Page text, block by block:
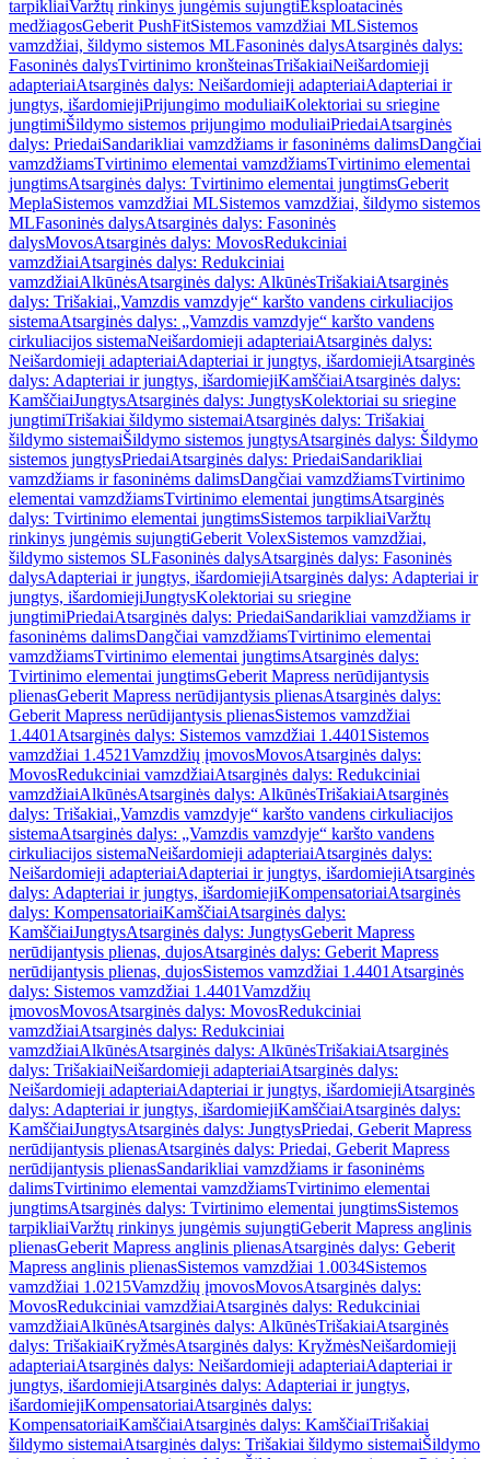
tarpikliaiVaržtų rinkinys jungėmis sujungtiEksploatacinės
medžiagosGeberit PushFitSistemos vamzdžiai MLSistemos
vamzdžiai, šildymo sistemos MLFasoninės dalysAtsarginės dalys:
Fasoninės dalysTvirtinimo kronšteinasTrišakiaiNeišardomieji
adapteriaiAtsarginės dalys: Neišardomieji adapteriaiAdapteriai ir
jungtys, išardomiejiPrijungimo moduliaiKolektoriai su sriegine
jungtimiŠildymo sistemos prijungimo moduliaiPriedaiAtsarginės
dalys: PriedaiSandarikliai vamzdžiams ir fasoninėms dalimsDangčiai
vamzdžiamsTvirtinimo elementai vamzdžiamsTvirtinimo elementai
jungtimsAtsarginės dalys: Tvirtinimo elementai jungtimsGeberit
MeplaSistemos vamzdžiai MLSistemos vamzdžiai, šildymo sistemos
MLFasoninės dalysAtsarginės dalys: Fasoninės
dalysMovosAtsarginės dalys: MovosRedukciniai
vamzdžiaiAtsarginės dalys: Redukciniai
vamzdžiaiAlkūnėsAtsarginės dalys: AlkūnėsTrišakiaiAtsarginės
dalys: Trišakiai„Vamzdis vamzdyje“ karšto vandens cirkuliacijos
sistemaAtsarginės dalys: „Vamzdis vamzdyje“ karšto vandens
cirkuliacijos sistemaNeišardomieji adapteriaiAtsarginės dalys:
Neišardomieji adapteriaiAdapteriai ir jungtys, išardomiejiAtsarginės
dalys: Adapteriai ir jungtys, išardomiejiKamščiaiAtsarginės dalys:
KamščiaiJungtysAtsarginės dalys: JungtysKolektoriai su sriegine
jungtimiTrišakiai šildymo sistemaiAtsarginės dalys: Trišakiai
šildymo sistemaiŠildymo sistemos jungtysAtsarginės dalys: Šildymo
sistemos jungtysPriedaiAtsarginės dalys: PriedaiSandarikliai
vamzdžiams ir fasoninėms dalimsDangčiai vamzdžiamsTvirtinimo
elementai vamzdžiamsTvirtinimo elementai jungtimsAtsarginės
dalys: Tvirtinimo elementai jungtimsSistemos tarpikliaiVaržtų
rinkinys jungėmis sujungtiGeberit VolexSistemos vamzdžiai,
šildymo sistemos SLFasoninės dalysAtsarginės dalys: Fasoninės
dalysAdapteriai ir jungtys, išardomiejiAtsarginės dalys: Adapteriai ir
jungtys, išardomiejiJungtysKolektoriai su sriegine
jungtimiPriedaiAtsarginės dalys: PriedaiSandarikliai vamzdžiams ir
fasoninėms dalimsDangčiai vamzdžiamsTvirtinimo elementai
vamzdžiamsTvirtinimo elementai jungtimsAtsarginės dalys:
Tvirtinimo elementai jungtimsGeberit Mapress nerūdijantysis
plienasGeberit Mapress nerūdijantysis plienasAtsarginės dalys:
Geberit Mapress nerūdijantysis plienasSistemos vamzdžiai
1.4401 Atsarginės dalys: Sistemos vamzdžiai 1.4401 Sistemos
vamzdžiai 1.4521Vamzdžių įmovosMovosAtsarginės dalys:
MovosRedukciniai vamzdžiaiAtsarginės dalys: Redukciniai
vamzdžiaiAlkūnėsAtsarginės dalys: AlkūnėsTrišakiaiAtsarginės
dalys: Trišakiai„Vamzdis vamzdyje“ karšto vandens cirkuliacijos
sistemaAtsarginės dalys: „Vamzdis vamzdyje“ karšto vandens
cirkuliacijos sistemaNeišardomieji adapteriaiAtsarginės dalys:
Neišardomieji adapteriaiAdapteriai ir jungtys, išardomiejiAtsarginės
dalys: Adapteriai ir jungtys, išardomiejiKompensatoriaiAtsarginės
dalys: KompensatoriaiKamščiaiAtsarginės dalys:
KamščiaiJungtysAtsarginės dalys: JungtysGeberit Mapress
nerūdijantysis plienas, dujosAtsarginės dalys: Geberit Mapress
nerūdijantysis plienas, dujosSistemos vamzdžiai 1.4401 Atsarginės
dalys: Sistemos vamzdžiai 1.4401Vamzdžių
įmovosMovosAtsarginės dalys: MovosRedukciniai
vamzdžiaiAtsarginės dalys: Redukciniai
vamzdžiaiAlkūnėsAtsarginės dalys: AlkūnėsTrišakiaiAtsarginės
dalys: TrišakiaiNeišardomieji adapteriaiAtsarginės dalys:
Neišardomieji adapteriaiAdapteriai ir jungtys, išardomiejiAtsarginės
dalys: Adapteriai ir jungtys, išardomiejiKamščiaiAtsarginės dalys:
KamščiaiJungtysAtsarginės dalys: JungtysPriedai, Geberit Mapress
nerūdijantysis plienasAtsarginės dalys: Priedai, Geberit Mapress
nerūdijantysis plienasSandarikliai vamzdžiams ir fasoninėms
dalimsTvirtinimo elementai vamzdžiamsTvirtinimo elementai
jungtimsAtsarginės dalys: Tvirtinimo elementai jungtimsSistemos
tarpikliaiVaržtų rinkinys jungėmis sujungtiGeberit Mapress anglinis
plienasGeberit Mapress anglinis plienasAtsarginės dalys: Geberit
Mapress anglinis plienasSistemos vamzdžiai 1.0034Sistemos
vamzdžiai 1.0215Vamzdžių įmovosMovosAtsarginės dalys:
MovosRedukciniai vamzdžiaiAtsarginės dalys: Redukciniai
vamzdžiaiAlkūnėsAtsarginės dalys: AlkūnėsTrišakiaiAtsarginės
dalys: TrišakiaiKryžmėsAtsarginės dalys: KryžmėsNeišardomieji
adapteriaiAtsarginės dalys: Neišardomieji adapteriaiAdapteriai ir
jungtys, išardomiejiAtsarginės dalys: Adapteriai ir jungtys,
išardomiejiKompensatoriaiAtsarginės dalys:
KompensatoriaiKamščiaiAtsarginės dalys: KamščiaiTrišakiai
šildymo sistemaiAtsarginės dalys: Trišakiai šildymo sistemaiŠildymo